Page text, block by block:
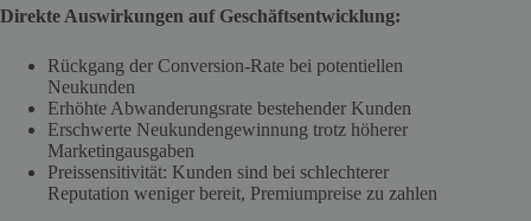
Direkte Auswirkungen auf Geschäftsentwicklung:
Rückgang der Conversion-Rate bei potentiellen
Neukunden
Erhöhte Abwanderungsrate bestehender Kunden
Erschwerte Neukundengewinnung trotz höherer
Marketingausgaben
Preissensitivität: Kunden sind bei schlechterer
Reputation weniger bereit, Premiumpreise zu zahlen